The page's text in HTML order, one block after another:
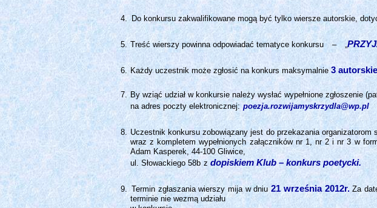
Do konkursu zakwalifikowane mogą być tylko wiersze autorskie,
Treść wierszy powinna odpowiadać tematyce konkursu – „
Każdy uczestnik może zgłosić na konkurs maksymalnie3
By wziąć udział w konkursie należy wysłać wypełnione zgłoszenie
na adres poczty elektronicznej: poezja.rozwijamyskrzydla@wp.pl
Uczestnik konkursu zobowiązany jest do przekazania
wraz z kompletem wypełnionych załączników nr 1, nr 2 i nr 3 w
Adam Kasperek, 44-100 Gliwice,
ul. Słowackiego 58b z dopiskiem Klub – konkurs poetycki.
Termin zgłaszania wierszy mija w dniu21 września 2012r.Za
terminie nie wezmą udziału